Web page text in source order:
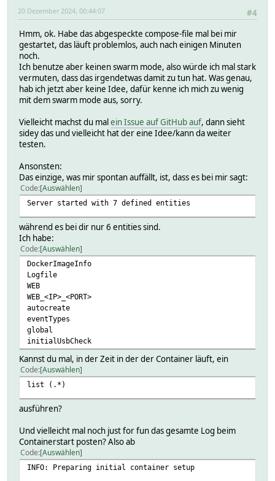
#4
20 Dezember 2024, 00:44:07
Hmm, ok. Habe das abgespeckte compose-file mal bei mir
gestartet, das läuft problemlos, auch nach einigen Minuten
noch.
Ich benutze aber keinen swarm mode, also würde ich mal stark
vermuten, dass das irgendetwas damit zu tun hat. Was genau,
hab ich jetzt aber keine Idee, dafür kenne ich mich zu wenig
mit dem swarm mode aus, sorry.
Vielleicht machst du mal ein Issue auf GitHub auf, dann sieht
sidey das und vielleicht hat der eine Idee/kann da weiter
testen.
Ansonsten:
Das einzige, was mir spontan auffällt, ist, dass es bei mir sagt:
Code Auswählen
Server started with 7 defined entities
während es bei dir nur 6 entities sind.
Ich habe:
Code Auswählen
DockerImageInfo
Logfile
WEB
WEB_<IP>_<PORT>
autocreate
eventTypes
global
initialUsbCheck
Kannst du mal, in der Zeit in der der Container läuft, ein
Code Auswählen
list (.*)
ausführen?
Und vielleicht mal noch just for fun das gesamte Log beim
Containerstart posten? Also ab
Code Auswählen
INFO: Preparing initial container setup